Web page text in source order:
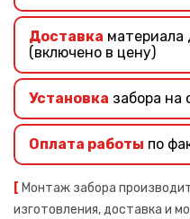
Доставка материала
(включено в цену)
Установка забора на
Оплата работы по
[ Монтаж забора
изготовления, доставка и